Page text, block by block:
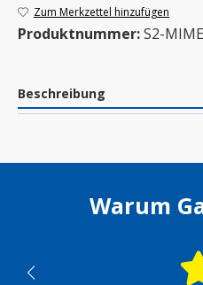
Zum Merkzettel hinzufügen
Produktnummer:S2-
Beschreibung
Warum